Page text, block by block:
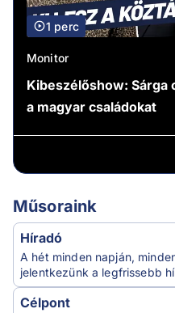
1 perc
Monitor
Kibeszélőshow:
a magyar családokat
Műsoraink
Híradó
A hét minden napján,
jelentkezünk a legfrissebb
Célpont